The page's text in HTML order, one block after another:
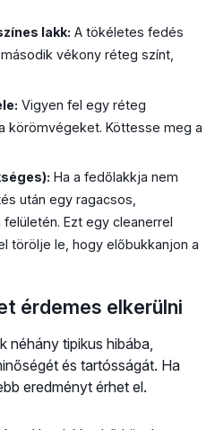
lakk: A tökéletes fedés
vékony réteg színt,
Vigyen fel egy réteg
körömvégeket. Köttesse meg a
Ha a fedőlakkja nem
után egy ragacsos,
Ezt egy cleanerrel
törölje le, hogy előbukkanjon a
érdemes elkerülni
néhány tipikus hibába,
és tartósságát. Ha
eredményt érhet el.